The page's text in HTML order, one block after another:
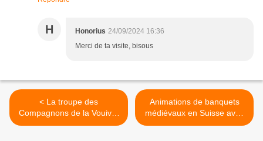
H Honorius 24/09/2024 16:36
Merci de ta visite, bisous
< La troupe des
Compagnons de la Vouivre
à la Fête des Fifres de
Animations de banquets
médiévaux en Suisse avec
les Compagnons de la